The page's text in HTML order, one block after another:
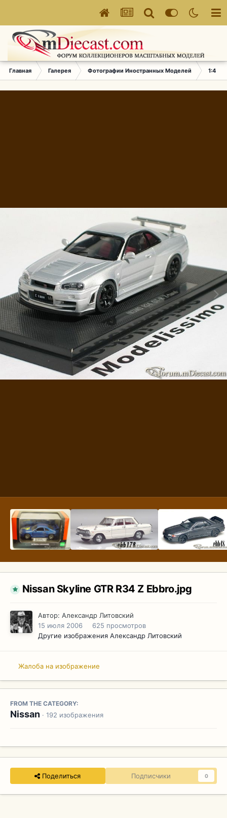
Главная Галерея Фотографии Иностранных Моделей 1:43
Nissan Skyline GTR R34 Z Ebbro.jpg
Автор: Александр Литовский
15 июля 2006
625 просмотров
Другие изображения Александр Литовский
Жалоба на изображение
FROM THE CATEGORY:
Nissan · 192 изображения
Поделиться Подписчики 0